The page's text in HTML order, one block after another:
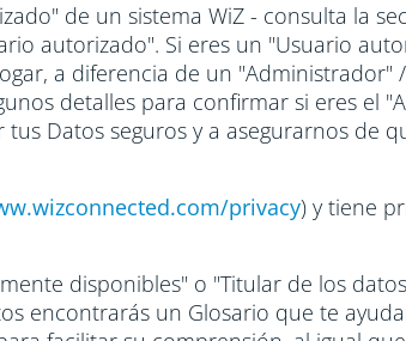
de un sistema WiZ - consulta la
autorizado". Si eres un "Usuario
a diferencia de un "Administrador"
detalles para confirmar si eres el
Datos seguros y a asegurarnos de
privacy) y tiene
disponibles" o "Titular de los
encontrarás un Glosario que te